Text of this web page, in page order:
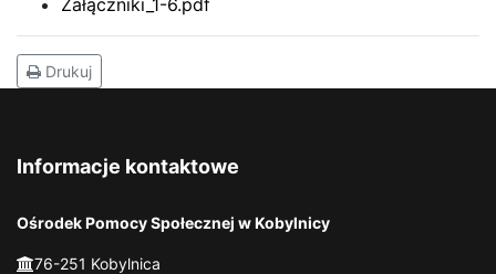
Załączniki_1-6.pdf
Drukuj
Informacje kontaktowe
Ośrodek Pomocy Społecznej w Kobylnicy
76-251 Kobylnica